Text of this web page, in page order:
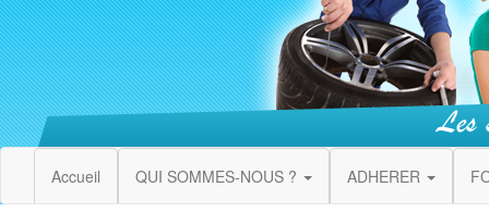
Accueil QUI SOMMES-NOUS ? ADHERER